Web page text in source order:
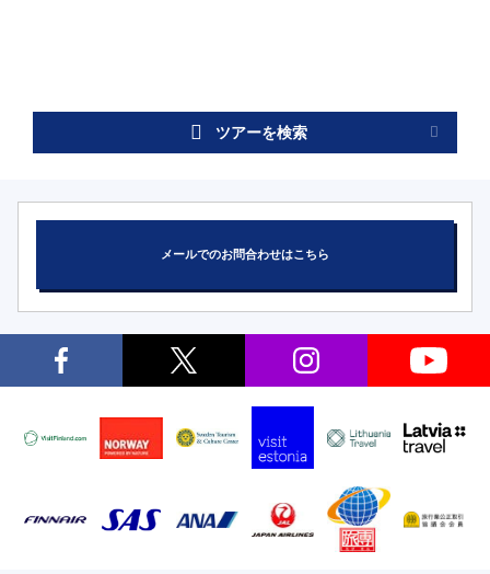
ツアーを検索
メールでのお問合わせはこちら